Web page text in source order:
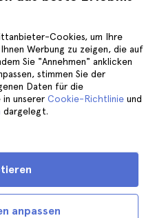
Cookies, um Ihre
Werbung zu zeigen, die auf
Sie "Annehmen" anklicken
stimmen Sie der
Daten für die
in unserer Cookie-Richtlinie und
dargelegt.
anpassen
Granada
Teneriffa
Folge uns auf